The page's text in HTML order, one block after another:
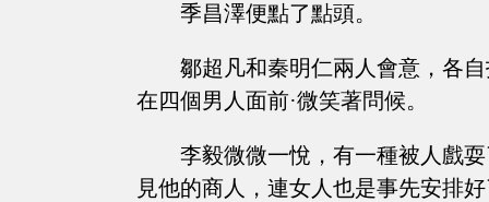
季昌澤便點了點頭。
鄒超凡和秦明仁兩人會意，各
在四個男人面前·微笑著問候。
李毅微微一悅，有一種被人戲
見他的商人，連女人也是事先安排